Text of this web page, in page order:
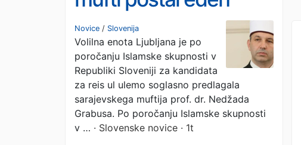
najvplivnejših
islamskih voditeljev v
Evropi?
Novice / Slovenija
Volilna enota Ljubljana je po
poročanju Islamske skupnosti v
Republiki Sloveniji za kandidata
za reis ul ulemo soglasno predlagala
sarajevskega muftija prof. dr. Nedžada
Grabusa. Po poročanju Islamske skupnosti
v … · Slovenske novice · 1t